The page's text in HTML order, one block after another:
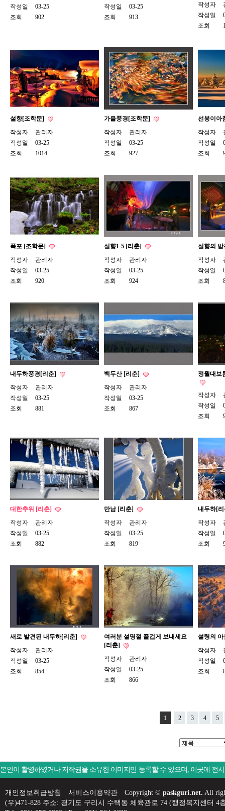
작성일
03-25
조회
902
작성일
03-25
조회
913
작성자
작성일
조회
설향[조학문]
작성자
관리자
작성일
03-25
조회
1014
가을풍경[조학문]
작성자
관리자
작성일
03-25
조회
927
선봉이아
작성자
작성일
조회
폭포 [조학문]
작성자
관리자
작성일
03-25
조회
920
설향1-5 [리춘]
작성자
관리자
작성일
03-25
조회
924
설향의
작성자
작성일
조회
내두하풍경[리춘]
작성자
관리자
작성일
03-25
조회
881
백두산 [리춘]
작성자
관리자
작성일
03-25
조회
867
정월대보
작성자
작성일
조회
대한추위 [리춘]
작성자
관리자
작성일
03-25
조회
882
만남 [리춘]
작성자
관리자
작성일
03-25
조회
819
내두하[
작성자
작성일
조회
새로 발견된 내두하[리춘]
작성자
관리자
작성일
03-25
조회
854
여러분 설명절 즐겁게 보내세요
[리춘]
작성자
관리자
작성일
03-25
조회
866
설령의
작성자
작성일
조회
1 2 3 4 5
본인이 촬영하였거나 저작권을 소유한 이미지만 등록할 수 있으며, 이곳에 전
개인정보취급방침 서비스이용약관 Copyright © paskguri.net. All
(우)471-828 주소: 경기도 구리시 수택동 체육관로 74 (행정복지센터